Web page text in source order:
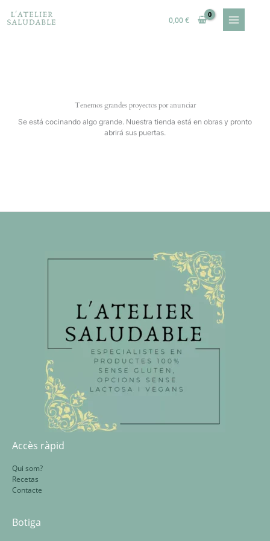
contenido
0,00€
Tenemos grandes proyectos por anunciar
Se está cocinando algo grande. Nuestra tienda está en obras y pronto
abrirá sus puertas.
Accès ràpid
Qui som?
Recetas
Contacte
Botiga